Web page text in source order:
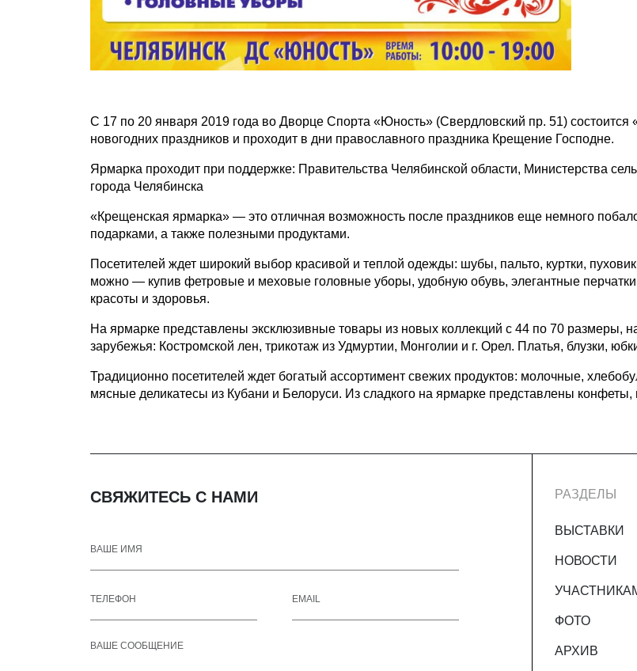
С 17 по 20 января 2019 года во Дворце Спорта «Юность» (Свердловский пр. 51)
новогодних праздников и проходит в дни православного праздника Крещение Господне.
Ярмарка проходит при поддержке: Правительства Челябинской области, Министерства
города Челябинска
«Крещенская ярмарка» — это отличная возможность после праздников еще немного
подарками, а также полезными продуктами.
Посетителей ждет широкий выбор красивой и теплой одежды: шубы, пальто, куртки,
можно — купив фетровые и меховые головные уборы, удобную обувь, элегантные
красоты и здоровья.
На ярмарке представлены эксклюзивные товары из новых коллекций с 44 по 70 размеры,
зарубежья: Костромской лен, трикотаж из Удмуртии, Монголии и г. Орел. Платья, блузки,
Традиционно посетителей ждет богатый ассортимент свежих продуктов: молочные,
мясные деликатесы из Кубани и Белоруси. Из сладкого на ярмарке представлены
СВЯЖИТЕСЬ С НАМИ РАЗДЕЛЫ
ВЫСТАВКИ
НОВОСТИ
ФОТО
АРХИВ